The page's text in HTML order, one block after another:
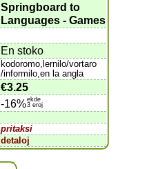
Springboard to
Languages - Games
En stoko
kodoromo,lernilo/vortaro
/informilo,en la angla
€3.25
-16%ekde
3 eroj
pritaksi
detaloj